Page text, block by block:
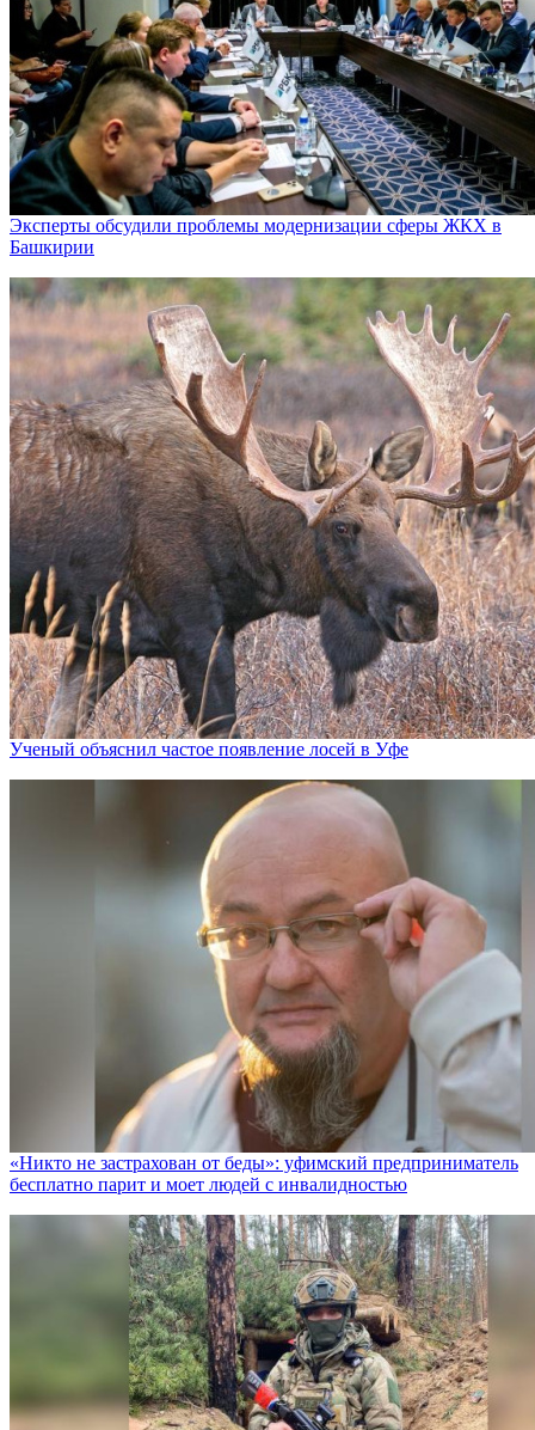
Эксперты обсудили проблемы модернизации сферы ЖКХ в
Башкирии
Ученый объяснил частое появление лосей в Уфе
«Никто не заcтрахован от беды»: уфимский предприниматель
бесплатно парит и моет людей с инвалидностью